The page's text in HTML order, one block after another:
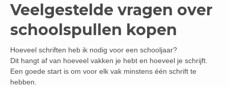
Veelgestelde vragen over
schoolspullen kopen
Hoeveel schriften heb ik nodig voor een schooljaar?
Dit hangt af van hoeveel vakken je hebt en hoeveel je schrijft.
Een goede start is om voor elk vak minstens één schrift te
hebben.